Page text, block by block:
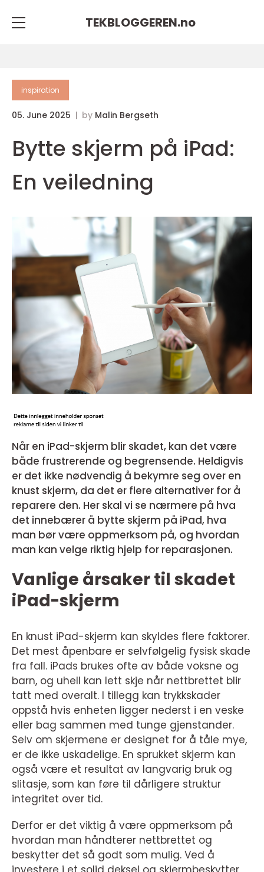
TEKBLOGGEREN.no
inspiration
05. June 2025 by Malin Bergseth
Bytte skjerm på iPad:
En veiledning
Når en iPad-skjerm blir skadet, kan det være
både frustrerende og begrensende. Heldigvis
er det ikke nødvendig å bekymre seg over en
knust skjerm, da det er flere alternativer for å
reparere den. Her skal vi se nærmere på hva
det innebærer å bytte skjerm på iPad, hva
man bør være oppmerksom på, og hvordan
man kan velge riktig hjelp for reparasjonen.
Vanlige årsaker til skadet
iPad-skjerm
En knust iPad-skjerm kan skyldes flere faktorer.
Det mest åpenbare er selvfølgelig fysisk skade
fra fall. iPads brukes ofte av både voksne og
barn, og uhell kan lett skje når nettbrettet blir
tatt med overalt. I tillegg kan trykkskader
oppstå hvis enheten ligger nederst i en veske
eller bag sammen med tunge gjenstander.
Selv om skjermene er designet for å tåle mye,
er de ikke uskadelige. En sprukket skjerm kan
også være et resultat av langvarig bruk og
slitasje, som kan føre til dårligere struktur
integritet over tid.
Derfor er det viktig å være oppmerksom på
hvordan man håndterer nettbrettet og
beskytter det så godt som mulig. Ved å